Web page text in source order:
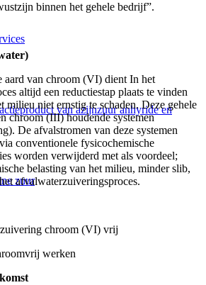
van azijnzuur anhyride en
zuur
binnen het gehele bedrijf”.
aard van chroom (VI) dient In het
altijd een reductiestap plaats te vinden
milieu niet ernstig te schaden. Deze gehele
chroom (III) houdende systemen
De afvalstromen van deze systemen
conventionele fysicochemische
worden verwijderd met als voordeel;
belasting van het milieu, minder slib,
afvalwaterzuiveringsproces.
chroom (VI) vrij